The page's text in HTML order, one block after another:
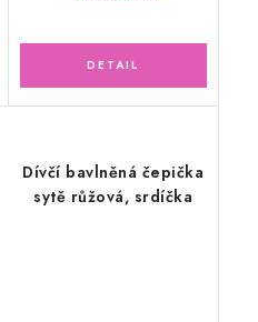
Dívčí bavlněná čepička
sytě růžová, srdíčka